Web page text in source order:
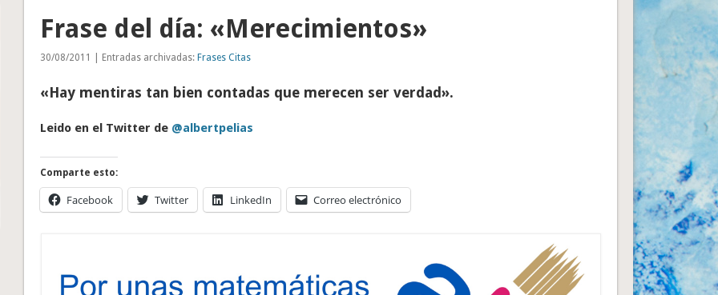
Frase del día: «Merecimientos»
30/08/2011 | Entradas archivadas:Frases Citas
«Hay mentiras tan bien contadas que merecen ser verdad».
Leido en el Twitter de @albertpelias
Comparte esto:
Facebook Twitter LinkedIn Correo electrónico